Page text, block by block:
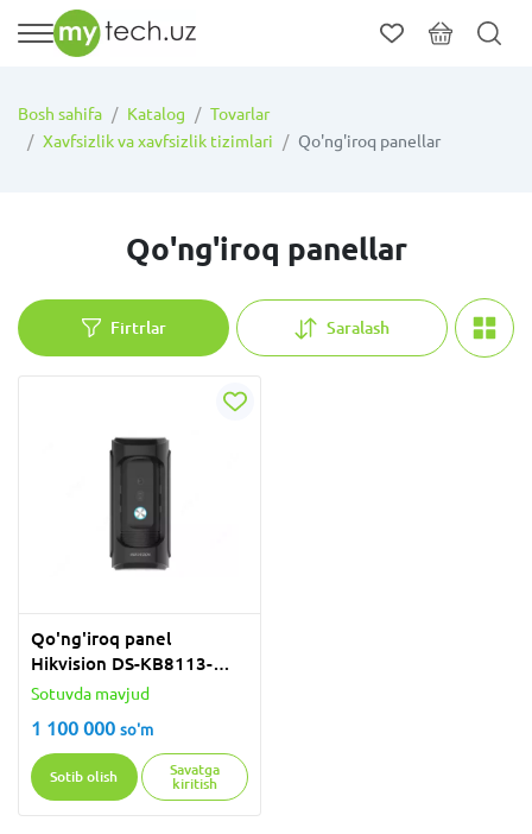
Bosh sahifa Katalog
Tovarlar
Xavfsizlik va xavfsizlik tizimlari
Qo'ng'iroq panellar
Qo'ng'iroq panellar
Firtrlar Saralash
Qo'ng'iroq panel
Hikvision DS-KB8113-
IME1
Sotuvda mavjud
1 100 000 so'm
Sotib olish
Savatga
kiritish